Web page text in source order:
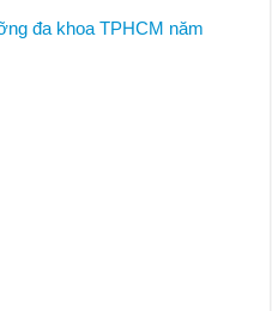
đa khoa TPHCM năm